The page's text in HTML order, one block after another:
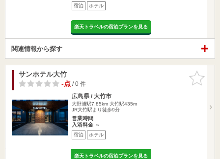
宿泊 ホテル
楽天トラベルの宿泊プランを見る
関連情報から探す
お気に入
りに追加
サンホテル大竹
-点/ 0 件
広島県 / 大竹市
大野浦駅7.85km 大竹駅435m
JR大竹駅より徒歩9分
営業時間
入浴料金 ～
宿泊 ホテル
楽天トラベルの宿泊プランを見る